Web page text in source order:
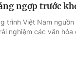
ngợp trước
trình Việt Nam
nghiệm các văn hóa